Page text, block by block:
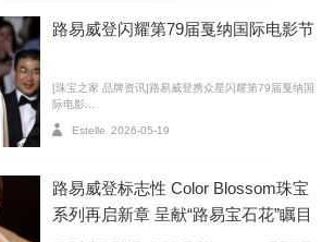
路易威登闪耀第79届戛纳国际电影节
[珠宝之家 品牌资讯]路易威登携众星闪耀第79届戛纳国
际电影...
Estelle 2026-05-19
路易威登标志性 Color Blossom珠宝
系列再启新章 呈献“路易宝石花”瞩目